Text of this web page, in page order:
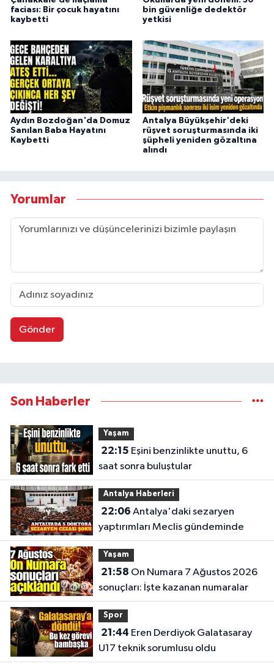
faciası: Bir çocuk hayatını
kaybetti
bin güvenliğe dedektör
yetkisi
Aydın Bozdoğan'da Domuz
Sanılan Baba Hayatını
Kaybetti
Antalya Büyükşehir'deki
rüşvet soruşturmasında iki
şüpheli yeniden gözaltına
alındı
Yorumlar
Gönder
Son Haberler
Yaşam
22:15
saat sonra buluştular
Antalya Haberleri
22:06
yaptırımları Meclis gündeminde
Yaşam
21:58
sonuçları: İşte kazanan numaralar
Spor
21:44
U17 teknik sorumlusu oldu